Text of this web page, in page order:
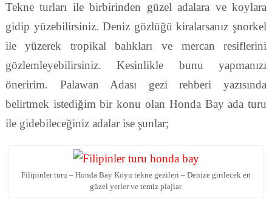
Tekne turları ile birbirinden güzel adalara ve koylara
gidip yüzebilirsiniz. Deniz gözlüğü kiralarsanız şnorkel
ile yüzerek tropikal balıkları ve mercan resiflerini
gözlemleyebilirsiniz. Kesinlikle bunu yapmanızı
öneririm. Palawan Adası gezi rehberi yazısında
belirtmek istediğim bir konu olan Honda Bay ada turu
ile gidebileceğiniz adalar ise şunlar;
Filipinler turu – Honda Bay Koyu tekne gezileri – Denize girilecek en
güzel yerler ve temiz plajlar